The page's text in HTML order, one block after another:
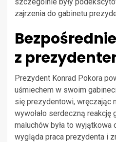
zajrzenia do gabinetu
z
Prezydent Konrad Pokora
uśmiechem w swoim
się prezydentowi, wręczając
wywołało serdeczną reakcję
maluchów była to wyjątkowa
wygląda praca prezydenta i